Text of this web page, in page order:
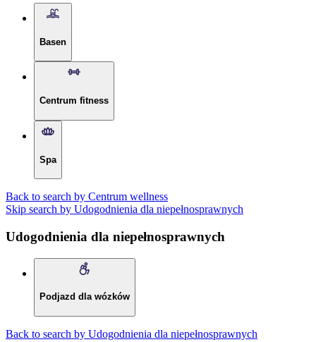
Basen
Centrum fitness
Spa
Back to search by Centrum wellness
Skip search by Udogodnienia dla niepełnosprawnych
Udogodnienia dla niepełnosprawnych
Podjazd dla wózków
Back to search by Udogodnienia dla niepełnosprawnych